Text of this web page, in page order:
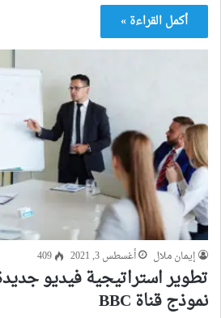
أكمل القراءة »
إيمان ملال أغسطس 3, 2021 409
تطوير استراتيجية فيديو
نموذج قناة BBC